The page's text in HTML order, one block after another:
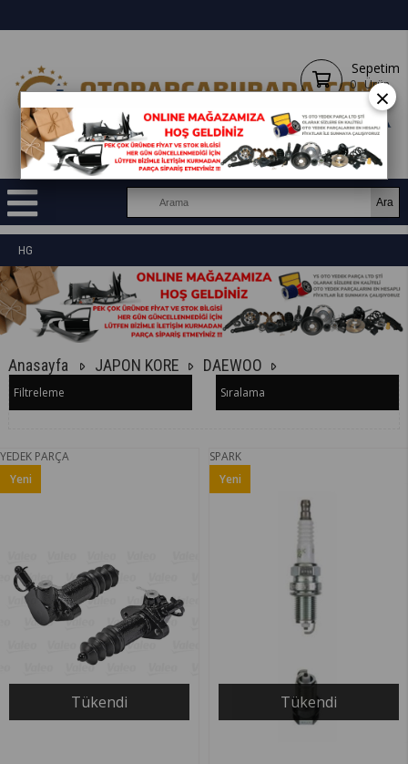
Sepetim
0 Ürün
HG
Anasayfa JAPON KORE DAEWOO
Filtreleme Sıralama
YEDEK PARÇA
Tükendi
Yeni
SPARK
Tükendi
Yeni
×